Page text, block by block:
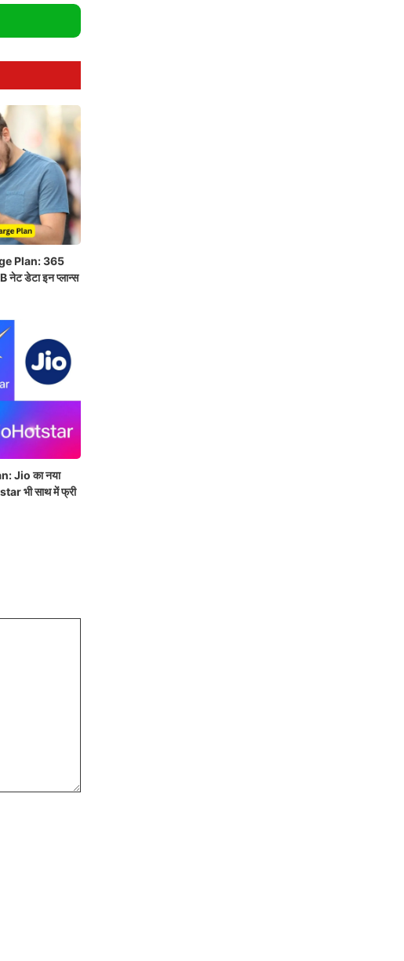
Plan: 365
नेट डेटा इन प्लान्स
Jio का नया
भी साथ में फ्री